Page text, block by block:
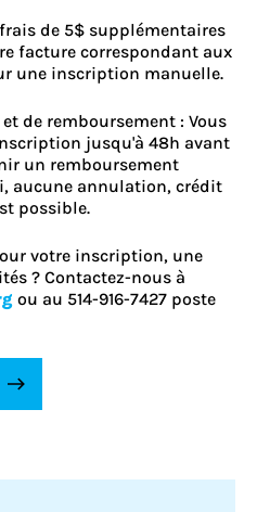
de 5$ supplémentaires
facture correspondant aux
une inscription manuelle.
de remboursement : Vous
jusqu'à 48h avant
un remboursement
aucune annulation, crédit
possible.
votre inscription, une
? Contactez-nous à
ou au 514-916-7427 poste